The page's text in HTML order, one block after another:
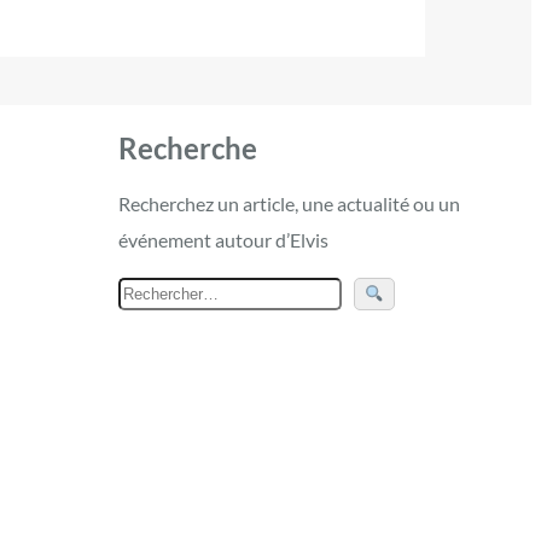
Recherche
Recherchez un article, une actualité ou un
événement autour d’Elvis
R